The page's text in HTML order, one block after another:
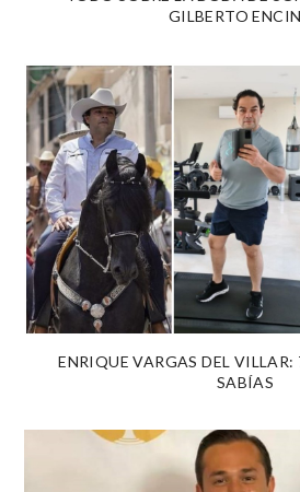
GILBERTO
ENRIQUE VARGAS DEL VILLAR:
SABÍAS